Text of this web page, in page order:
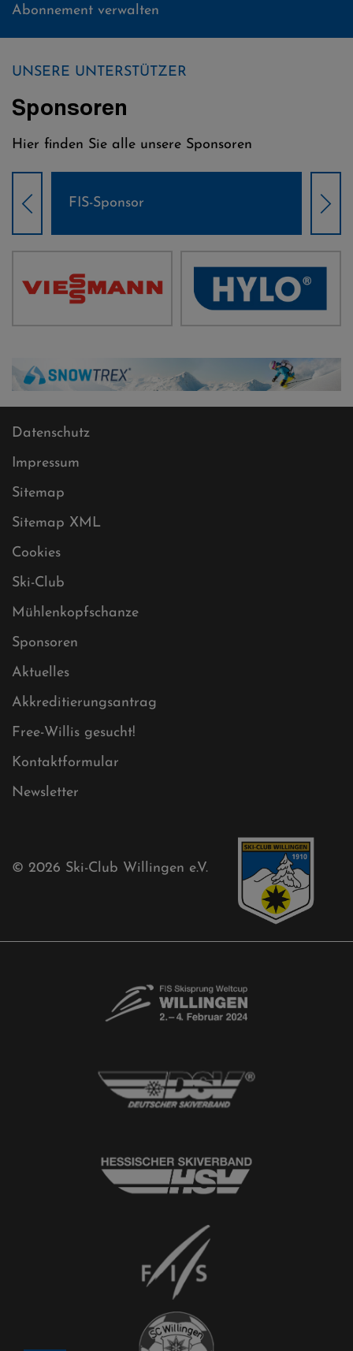
Abonnement verwalten
UNSERE UNTERSTÜTZER
Sponsoren
Hier finden Sie alle unsere Sponsoren
Weltcup-Sponsoren Damen
Datenschutz
Impressum
Sitemap
Sitemap XML
Cookies
Ski-Club
Mühlenkopfschanze
Sponsoren
Aktuelles
Akkreditierungsantrag
Free-Willis gesucht!
Kontaktformular